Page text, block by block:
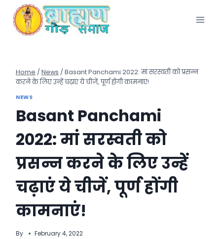
content
Home / News / Basant Panchami 2022: मां सरस्वती को प्रसन्न
करने के लिए उन्हें चढ़ाएं ये चीजें, पूर्ण होंगी कामनाएं!
NEWS
Basant Panchami
2022: मां सरस्वती को
प्रसन्न करने के लिए उन्हें
चढ़ाएं ये चीजें, पूर्ण होंगी
कामनाएं!
By February 4, 2022